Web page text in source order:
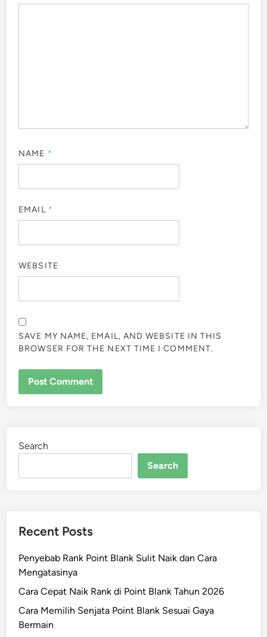
NAME *
EMAIL *
WEBSITE
SAVE MY NAME, EMAIL, AND WEBSITE IN THIS
BROWSER FOR THE NEXT TIME I COMMENT.
Search
Search
Recent Posts
Penyebab Rank Point Blank Sulit Naik dan Cara
Mengatasinya
Cara Cepat Naik Rank di Point Blank Tahun 2026
Cara Memilih Senjata Point Blank Sesuai Gaya
Bermain